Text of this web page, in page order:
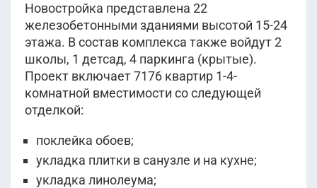
Новостройка представлена 22
железобетонными зданиями высотой 15-24
этажа. В состав комплекса также войдут 2
школы, 1 детсад, 4 паркинга (крытые).
Проект включает 7176 квартир 1-4-
комнатной вместимости со следующей
отделкой:
поклейка обоев;
укладка плитки в санузле и на кухне;
укладка линолеума;